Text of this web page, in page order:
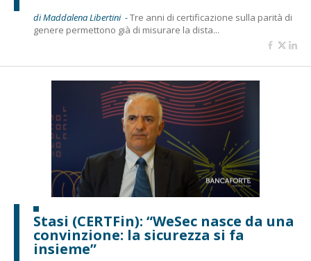
di Maddalena Libertini -Tre anni di certificazione sulla parità di
genere permettono già di misurare la dista...
Stasi (CERTFin): “WeSec nasce da una
convinzione: la sicurezza si fa
insieme”